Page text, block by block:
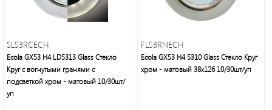
SL53RCECH
Ecola GX53 H4 LD5313 Glass Стекло
Круг с вогнутыми гранями с
подсветкой хром - матовый 10/30шт/
уп
FL53RNECH
Ecola GX53 H4 5310 Glass Стекло Круг
хром - матовый 38x126 10/30шт/уп